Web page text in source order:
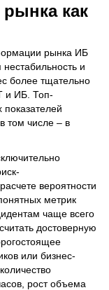
как
рынка ИБ
и
более тщательно
и ИБ. Топ-
том числе – в
вероятности
метрик
чаще всего
достоверную
или бизнес-
рост объема